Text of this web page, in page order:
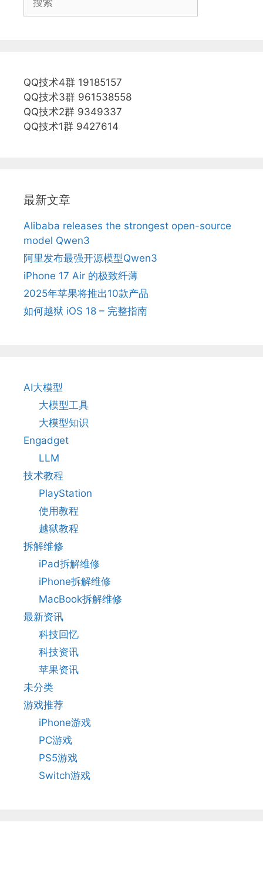
QQ技术4群 19185157
QQ技术3群 961538558
QQ技术2群 9349337
QQ技术1群 9427614
最新文章
Alibaba releases the strongest open-source
model Qwen3
阿里发布最强开源模型Qwen3
iPhone 17 Air 的极致纤薄
2025年苹果将推出10款产品
如何越狱 iOS 18 – 完整指南
AI大模型
大模型工具
大模型知识
Engadget
LLM
技术教程
PlayStation
使用教程
越狱教程
拆解维修
iPad拆解维修
iPhone拆解维修
MacBook拆解维修
最新资讯
科技回忆
科技资讯
苹果资讯
未分类
游戏推荐
iPhone游戏
PC游戏
PS5游戏
Switch游戏